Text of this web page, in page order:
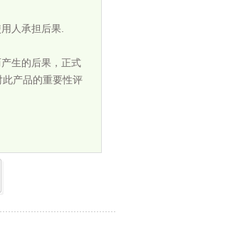
人承担后果.
生的后果，正式
产品的重要性评